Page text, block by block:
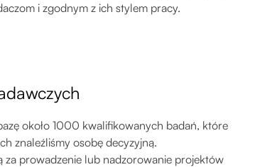
i zgodnym z ich stylem pracy.
około 1000 kwalifikowanych badań, które
znaleźliśmy osobę decyzyjną.
prowadzenie lub nadzorowanie projektów